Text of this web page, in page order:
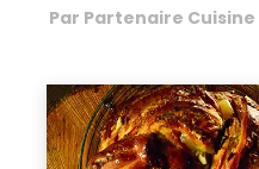
Par Partenaire Cuisine